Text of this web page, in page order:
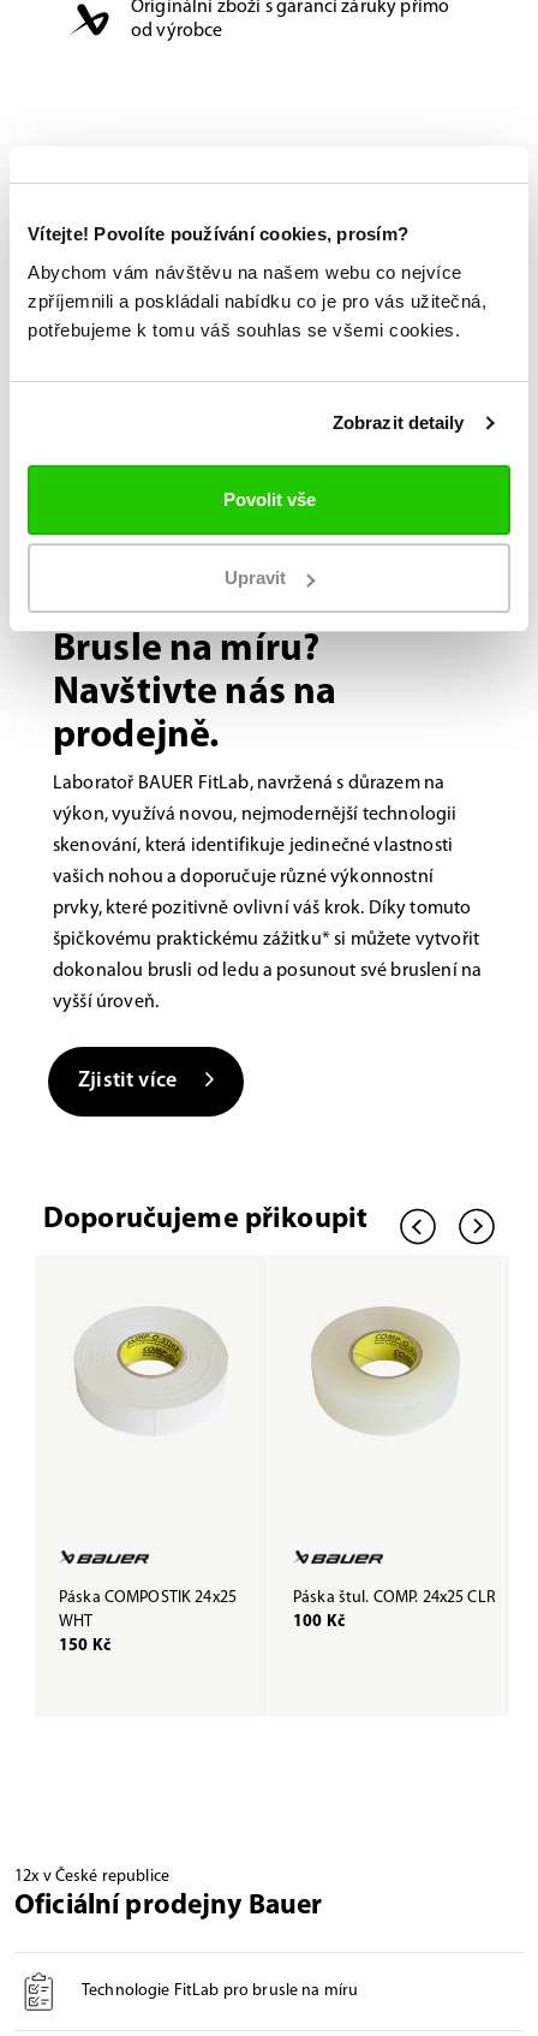
Vítejte! Povolíte používání cookies, prosím?
Abychom vám návštěvu na našem webu co nejvíce
zpříjemnili a poskládali nabídku co je pro vás užitečná,
potřebujeme k tomu váš souhlas se všemi cookies.
Zobrazit detaily
Povolit vše
Upravit
Originální zboží s garancí záruky přímo
od výrobce
Bauer FITLAB
Brusle na míru?
Navštivte nás na
prodejně.
Laboratoř BAUER FitLab, navržená s důrazem na
výkon, využívá novou, nejmodernější technologii
skenování, která identifikuje jedinečné vlastnosti
vašich nohou a doporučuje různé výkonnostní
prvky, které pozitivně ovlivní váš krok. Díky tomuto
špičkovému praktickému zážitku* si můžete vytvořit
dokonalou brusli od ledu a posunout své bruslení na
vyšší úroveň.
Zjistit více
Doporučujeme přikoupit
Páska COMPOSTIK 24x25
WHT
150 Kč
Páska štul. COMP. 24x25 CLR
100 Kč
12x v České republice
Oficiální prodejny Bauer
Technologie FitLab pro brusle na míru